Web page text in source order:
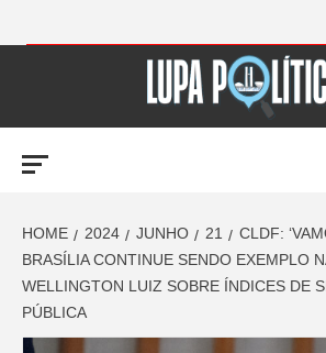
HOME 2024 JUNHO 21
CLDF:
BRASÍLIA CONTINUE SENDO EXEMPLO
WELLINGTON LUIZ SOBRE ÍNDICES DE
PÚBLICA